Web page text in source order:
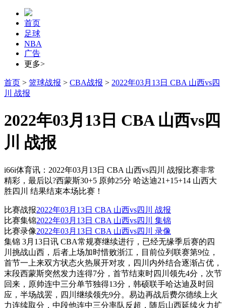
首页
足球
NBA
广告
更多>
首页 > 篮球战报 > CBA战报 > 2022年03月13日 CBA 山西vs四
川 战报
2022年03月13日 CBA 山西vs四
川 战报
i66i体育讯：2022年03月13日 CBA 山西vs四川 战报比赛非常
精彩，最后以?西蒙斯30+5 原帅25分 哈达迪21+15+14 山西大
胜四川 结果结束本场比赛！
比赛战报2022年03月13日 CBA 山西vs四川 战报
比赛集锦2022年03月13日 CBA 山西vs四川 集锦
比赛录像2022年03月13日 CBA 山西vs四川 录像
集锦 3月13日讯 CBA常规赛继续进行，已经无缘季后赛的四
川挑战山西，后者上场加时惜败浙江，目前位列联赛第9位，
首节一上来双方状态火热展开对攻，四川内外结合逐渐占优，
末段西蒙斯突然发力连得7分，首节结束时四川领先4分，次节
回来，原帅连中三分单节独得13分，韩硕联手哈达迪及时回
应，半场战罢，四川继续领先9分。易边再战后费尔德续上火
力连续取分，中段他连中三分率队反超，随后山西延续火力扩